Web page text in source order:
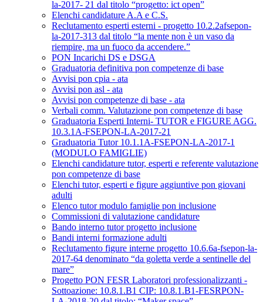
la-2017- 21 dal titolo “progetto: ict open”
Elenchi candidature A.A e C.S.
Reclutamento esperti esterni - progetto 10.2.2afsepon-
la-2017-313 dal titolo “la mente non è un vaso da
riempire, ma un fuoco da accendere.”
PON Incarichi DS e DSGA
Graduatoria definitiva pon competenze di base
Avvisi pon cpia - ata
Avvisi pon asl - ata
Avvisi pon competenze di base - ata
Verbali comm. Valutazione pon competenze di base
Graduatoria Esperti Interni- TUTOR e FIGURE AGG.
10.3.1A-FSEPON-LA-2017-21
Graduatoria Tutor 10.1.1A-FSEPON-LA-2017-1
(MODULO FAMIGLIE)
Elenchi candidature tutor, esperti e referente valutazione
pon competenze di base
Elenchi tutor, esperti e figure aggiuntive pon giovani
adulti
Elenco tutor modulo famiglie pon inclusione
Commissioni di valutazione candidature
Bando interno tutor progetto inclusione
Bandi interni formazione adulti
Reclutamento figure interne progetto 10.6.6a-fsepon-la-
2017-64 denominato “da goletta verde a sentinelle del
mare”
Progetto PON FESR Laboratori professionalizzanti -
Sottoazione: 10.8.1.B1 CIP: 10.8.1.B1-FESRPON-